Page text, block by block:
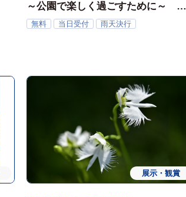
～公園で楽しく過ごすために～ 虫
ケア展示
無料 当日受付 雨天決行
展示・観賞